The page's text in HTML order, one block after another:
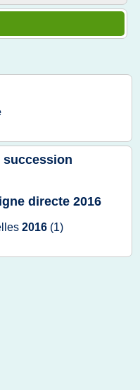
directe 2016
2016 (1)